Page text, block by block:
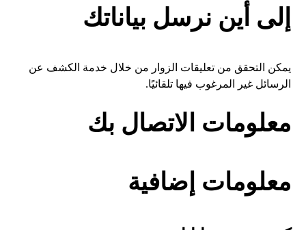
إلى أين نرسل بياناتك
يمكن التحقق من تعليقات الزوار من خلال خدمة الكشف عن
الرسائل غير المرغوب فيها تلقائيًا.
معلومات الاتصال بك
معلومات إضافية